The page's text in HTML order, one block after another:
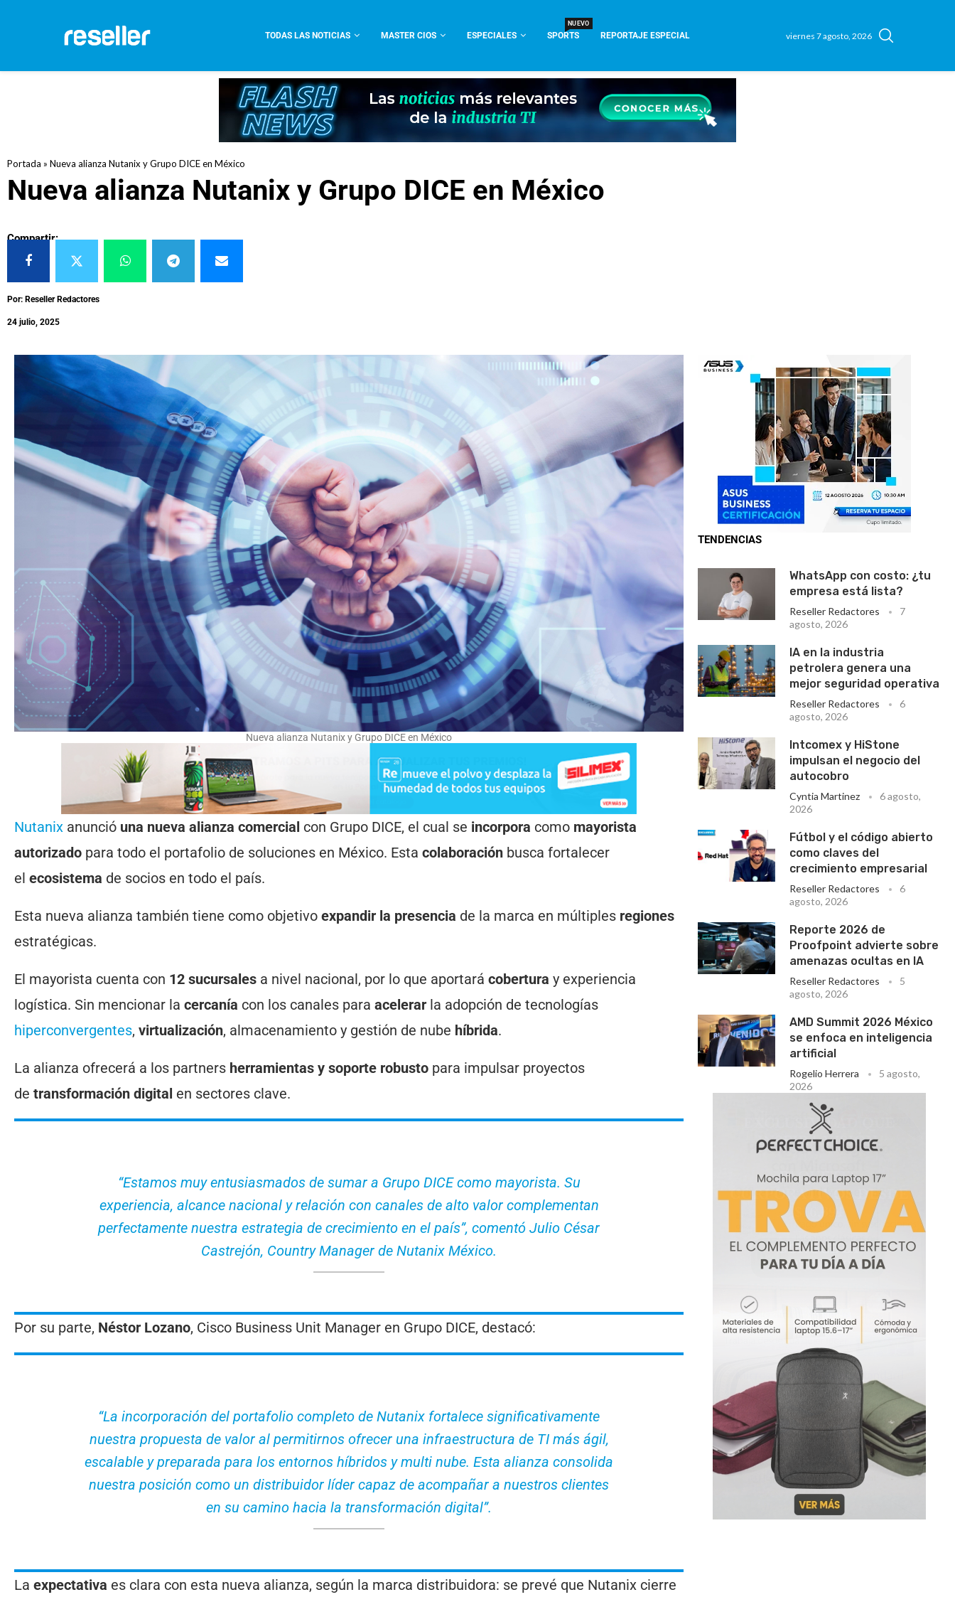
TODAS LAS NOTICIAS MASTER CIOS ESPECIALES SPORTS
NUEVO
REPORTAJE ESPECIAL viernes 7 agosto, 2026
Portada » Nueva alianza Nutanix y Grupo DICE en México
Nueva alianza Nutanix y Grupo DICE en México
Compartir:
Por: Reseller Redactores
24 julio, 2025
Nueva alianza Nutanix y Grupo DICE en México
Nutanix anunció una nueva alianza comercial con Grupo DICE, el cual se incorpora como mayorista
autorizado para todo el portafolio de soluciones en México. Esta colaboración busca fortalecer
el ecosistema de socios en todo el país.
Esta nueva alianza también tiene como objetivo expandir la presencia de la marca en múltiples regiones
estratégicas.
El mayorista cuenta con 12 sucursales a nivel nacional, por lo que aportará cobertura y experiencia
logística. Sin mencionar la cercanía con los canales para acelerar la adopción de tecnologías
hiperconvergentes, virtualización, almacenamiento y gestión de nube híbrida.
La alianza ofrecerá a los partners herramientas y soporte robusto para impulsar proyectos
de transformación digital en sectores clave.
“Estamos muy entusiasmados de sumar a Grupo DICE como mayorista. Su
experiencia, alcance nacional y relación con canales de alto valor complementan
perfectamente nuestra estrategia de crecimiento en el país”, comentó Julio César
Castrejón, Country Manager de Nutanix México.
Por su parte, Néstor Lozano, Cisco Business Unit Manager en Grupo DICE, destacó:
“La incorporación del portafolio completo de Nutanix fortalece significativamente
nuestra propuesta de valor al permitirnos ofrecer una infraestructura de TI más ágil,
escalable y preparada para los entornos híbridos y multi nube. Esta alianza consolida
nuestra posición como un distribuidor líder capaz de acompañar a nuestros clientes
en su camino hacia la transformación digital”.
La expectativa es clara con esta nueva alianza, según la marca distribuidora: se prevé que Nutanix cierre
TENDENCIAS
WhatsApp con costo: ¿tu
empresa está lista?
Reseller Redactores
7
agosto, 2026
IA en la industria
petrolera genera una
mejor seguridad operativa
Reseller Redactores
6
agosto, 2026
Intcomex y HiStone
impulsan el negocio del
autocobro
Cyntia Martinez
6 agosto,
2026
Fútbol y el código abierto
como claves del
crecimiento empresarial
Reseller Redactores
6
agosto, 2026
Reporte 2026 de
Proofpoint advierte sobre
amenazas ocultas en IA
Reseller Redactores
5
agosto, 2026
AMD Summit 2026 México
se enfoca en inteligencia
artificial
Rogelio Herrera
5 agosto,
2026